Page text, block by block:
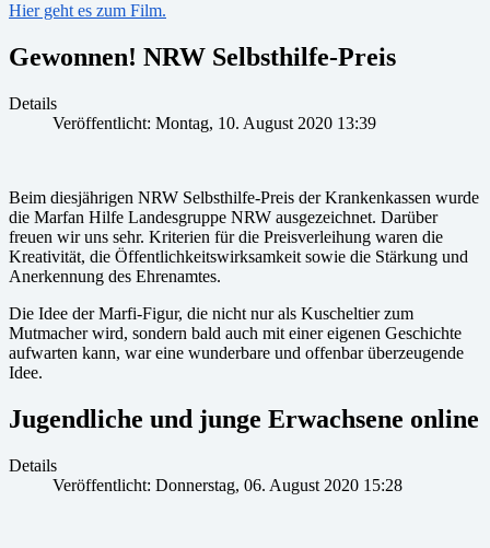
Hier geht es zum Film.
Gewonnen! NRW Selbsthilfe-Preis
Details
Veröffentlicht: Montag, 10. August 2020 13:39
Beim diesjährigen NRW Selbsthilfe-Preis der Krankenkassen wurde
die Marfan Hilfe Landesgruppe NRW ausgezeichnet. Darüber
freuen wir uns sehr. Kriterien für die Preisverleihung waren die
Kreativität, die Öffentlichkeitswirksamkeit sowie die Stärkung und
Anerkennung des Ehrenamtes.
Die Idee der Marfi-Figur, die nicht nur als Kuscheltier zum
Mutmacher wird, sondern bald auch mit einer eigenen Geschichte
aufwarten kann, war eine wunderbare und offenbar überzeugende
Idee.
Jugendliche und junge Erwachsene online
Details
Veröffentlicht: Donnerstag, 06. August 2020 15:28